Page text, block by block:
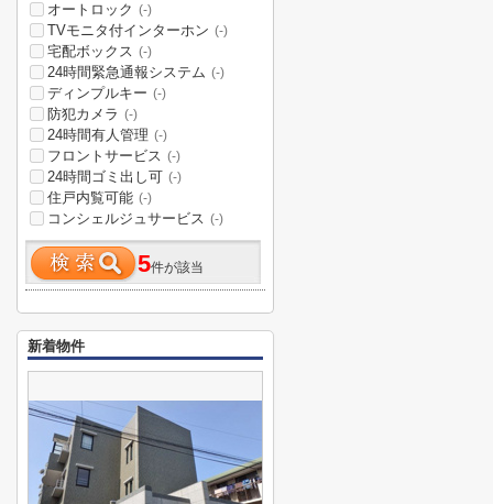
オートロック (-)
TVモニタ付インターホン (-)
宅配ボックス (-)
24時間緊急通報システム (-)
ディンプルキー (-)
防犯カメラ (-)
24時間有人管理 (-)
フロントサービス (-)
24時間ゴミ出し可 (-)
住戸内覧可能 (-)
コンシェルジュサービス (-)
5件が該当
新着物件